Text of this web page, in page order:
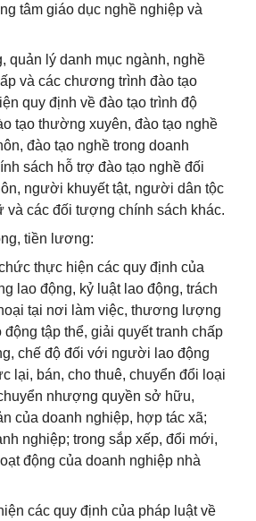
tâm giáo dục nghề nghiệp và
quản lý danh mục ngành, nghề
và các chương trình đào tạo
quy định về đào tạo trình độ
tạo thường xuyên, đào tạo nghề
đào tạo nghề trong doanh
sách hỗ trợ đào tạo nghề đối
người khuyết tật, người dân tộc
và các đối tượng chính sách khác.
tiền lương:
thực hiện các quy định của
lao động, kỷ luật lao động, trách
tại nơi làm việc, thương lượng
tập thể, giải quyết tranh chấp
chế độ đối với người lao động
lại, bán, cho thuê, chuyển đổi loại
nhượng quyền sở hữu,
của doanh nghiệp, hợp tác xã;
nghiệp; trong sắp xếp, đổi mới,
động của doanh nghiệp nhà
các quy định của pháp luật về